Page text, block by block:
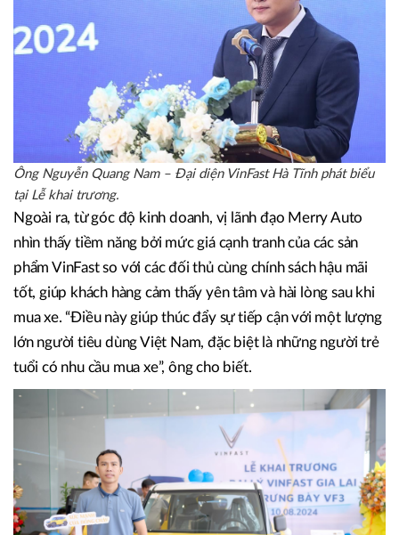
Ông Nguyễn Quang Nam – Đại diện VinFast Hà Tĩnh phát biểu
tại Lễ khai trương.
Ngoài ra, từ góc độ kinh doanh, vị lãnh đạo Merry Auto
nhìn thấy tiềm năng bởi mức giá cạnh tranh của các sản
phẩm VinFast so với các đối thủ cùng chính sách hậu mãi
tốt, giúp khách hàng cảm thấy yên tâm và hài lòng sau khi
mua xe. “Điều này giúp thúc đẩy sự tiếp cận với một lượng
lớn người tiêu dùng Việt Nam, đặc biệt là những người trẻ
tuổi có nhu cầu mua xe”, ông cho biết.